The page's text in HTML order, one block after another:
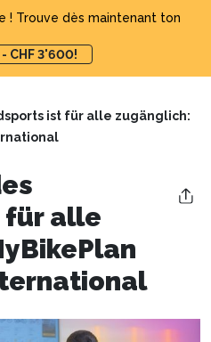
! Trouve dès maintenant ton
CHF 3'600!
ist für alle zugänglich:
für alle